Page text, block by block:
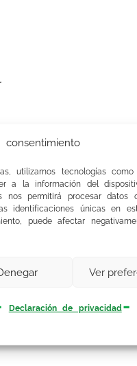
consentimiento
utilizamos tecnologías
a la información del
nos permitirá procesar datos
identificaciones únicas en
puede afectar
Ver
Declaración de privacidad
lo que los
para pediatras
a partir de la